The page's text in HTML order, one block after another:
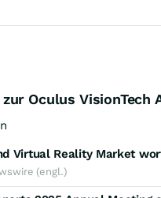
Oculus VisionTech
(engl.)